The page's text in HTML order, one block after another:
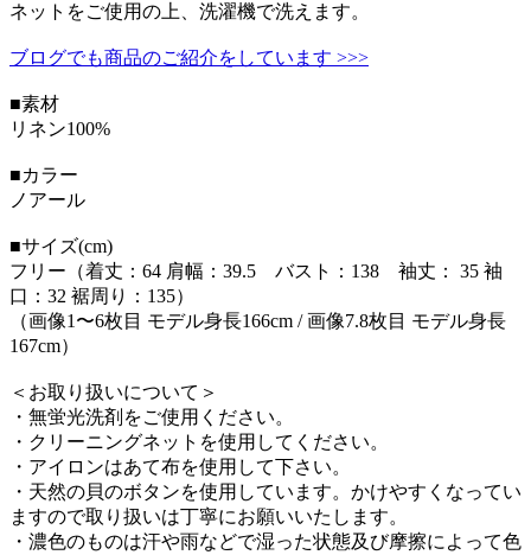
ネットをご使用の上、洗濯機で洗えます。
ブログでも商品のご紹介をしています >>>
■素材
リネン100%
■カラー
ノアール
■サイズ(cm)
フリー（着丈：64 肩幅：39.5 バスト：138 袖丈： 35 袖
口：32 裾周り：135）
（画像1〜6枚目 モデル身長166cm / 画像7.8枚目 モデル身長
167cm）
＜お取り扱いについて＞
・無蛍光洗剤をご使用ください。
・クリーニングネットを使用してください。
・アイロンはあて布を使用して下さい。
・天然の貝のボタンを使用しています。かけやすくなってい
ますので取り扱いは丁寧にお願いいたします。
・濃色のものは汗や雨などで湿った状態及び摩擦によって色